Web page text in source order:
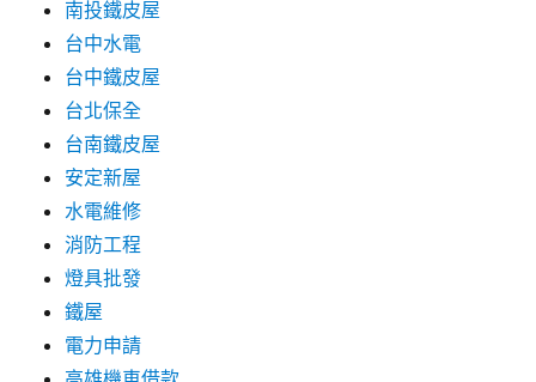
南投鐵皮屋
台中水電
台中鐵皮屋
台北保全
台南鐵皮屋
安定新屋
水電維修
消防工程
燈具批發
鐵屋
電力申請